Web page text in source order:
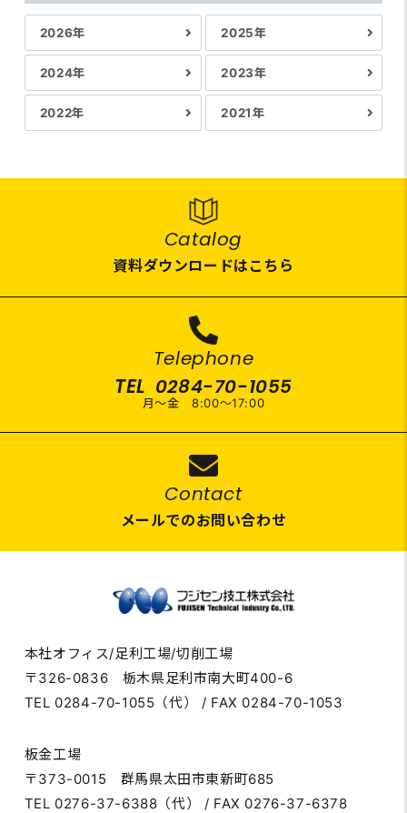
2026年 2025年
2024年 2023年
2022年 2021年
Catalog
資料ダウンロードはこちら
Telephone
TEL 0284-70-1055
月～金 8:00～17:00
Contact
メールでのお問い合わせ
本社オフィス/足利工場/切削工場
〒326-0836 栃木県足利市南大町400-6
TEL 0284-70-1055（代） / FAX 0284-70-1053
板金工場
〒373-0015 群馬県太田市東新町685
TEL 0276-37-6388（代） / FAX 0276-37-6378